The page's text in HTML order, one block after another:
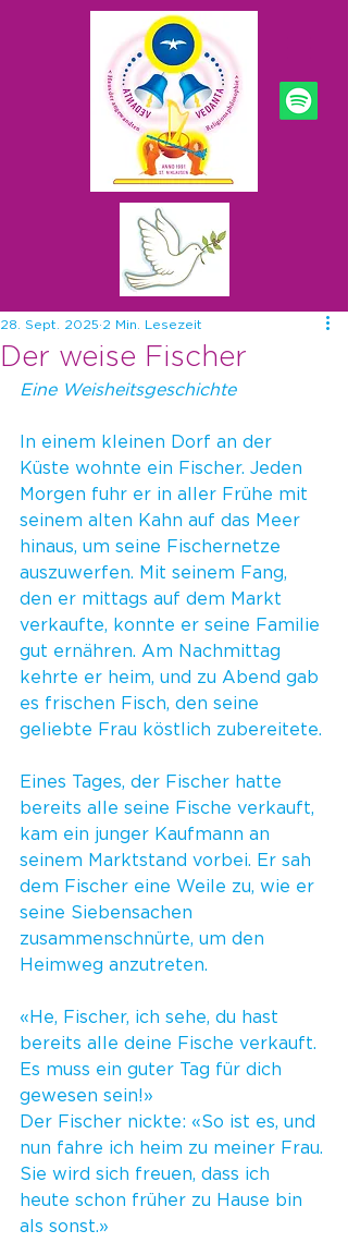
Der weise Fischer
28. Sept. 2025 2 Min. Lesezeit
Eine Weisheitsgeschichte
In einem kleinen Dorf an der
Küste wohnte ein Fischer. Jeden
Morgen fuhr er in aller Frühe mit
seinem alten Kahn auf das Meer
hinaus, um seine Fischernetze
auszuwerfen. Mit seinem Fang,
den er mittags auf dem Markt
verkaufte, konnte er seine Familie
gut ernähren. Am Nachmittag
kehrte er heim, und zu Abend gab
es frischen Fisch, den seine
geliebte Frau köstlich zubereitete.
Eines Tages, der Fischer hatte
bereits alle seine Fische verkauft,
kam ein junger Kaufmann an
seinem Marktstand vorbei. Er sah
dem Fischer eine Weile zu, wie er
seine Siebensachen
zusammenschnürte, um den
Heimweg anzutreten.
«He, Fischer, ich sehe, du hast
bereits alle deine Fische verkauft.
Es muss ein guter Tag für dich
gewesen sein!»
Der Fischer nickte: «So ist es, und
nun fahre ich heim zu meiner Frau.
Sie wird sich freuen, dass ich
heute schon früher zu Hause bin
als sonst.»